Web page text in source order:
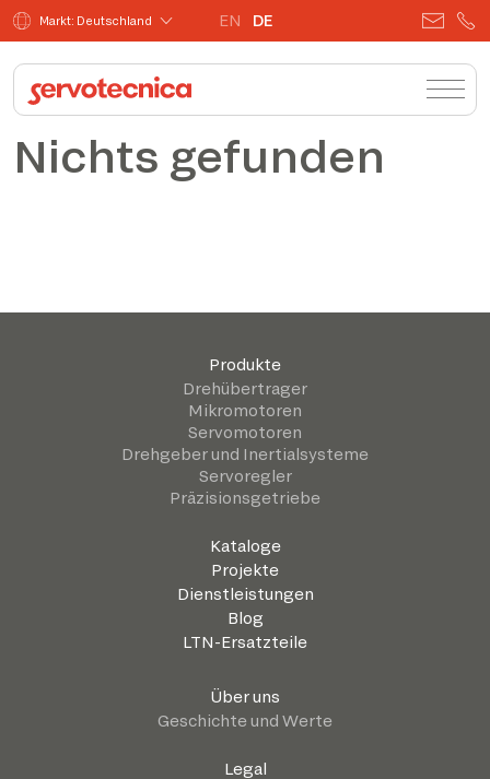
Markt: Deutschland EN DE
Nichts gefunden
Produkte
Drehübertrager
Mikromotoren
Servomotoren
Drehgeber und Inertialsysteme
Servoregler
Präzisionsgetriebe
Kataloge
Projekte
Dienstleistungen
Blog
LTN-Ersatzteile
Über uns
Geschichte und Werte
Legal